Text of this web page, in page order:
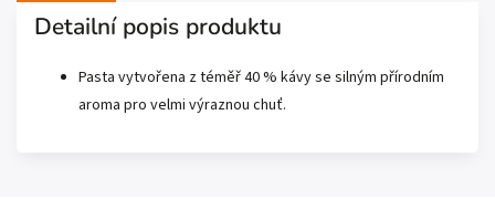
Detailní popis produktu
Pasta vytvořena z téměř 40 % kávy se silným přírodním
aroma pro velmi výraznou chuť.